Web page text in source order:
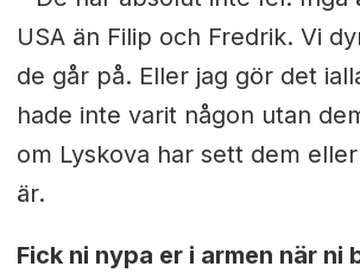
USA än Filip och Fredrik. Vi
de går på. Eller jag gör det
hade inte varit någon utan
om Lyskova har sett dem
är.
Fick ni nypa er i armen när ni